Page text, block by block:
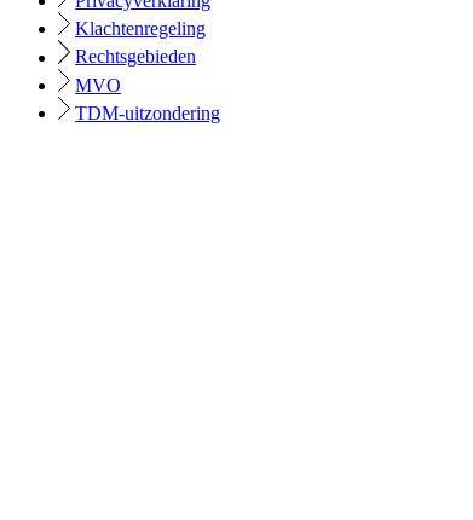
Klachtenregeling
Rechtsgebieden
MVO
TDM-uitzondering